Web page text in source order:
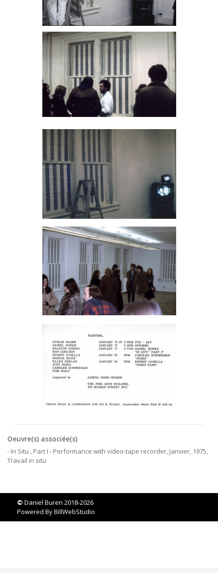
Oeuvre(s) associée(s)
- In Situ , Part I - Performance with video-tape recorder, Janvier, 1975,
Travail in situ
© Daniel Buren 2018-2026
Powered ByBillWebStudio